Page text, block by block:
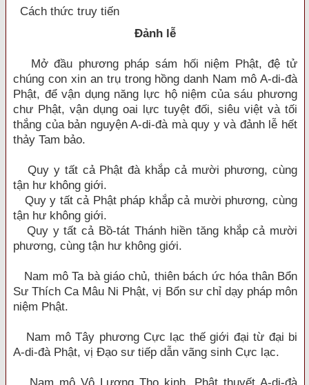
Cách thức truy tiến
Đảnh lễ
Mở đầu phương pháp sám hối niệm Phật, đệ tử
chúng con xin an trụ trong hồng danh Nam mô A-di-đà
Phật, để vận dụng năng lực hộ niệm của sáu phương
chư Phật, vận dụng oai lực tuyệt đối, siêu việt và tối
thắng của bản nguyện A-di-đà mà quy y và đảnh lễ hết
thảy Tam bảo.
Quy y tất cả Phật đà khắp cả mười phương, cùng
tận hư không giới.
Quy y tất cả Phật pháp khắp cả mười phương, cùng
tận hư không giới.
Quy y tất cả Bồ-tát Thánh hiền tăng khắp cả mười
phương, cùng tận hư không giới.
Nam mô Ta bà giáo chủ, thiên bách ức hóa thân Bổn
Sư Thích Ca Mâu Ni Phật, vị Bổn sư chỉ dạy pháp môn
niệm Phật.
Nam mô Tây phương Cực lạc thế giới đại từ đại bi
A-di-đà Phật, vị Đạo sư tiếp dẫn vãng sinh Cực lạc.